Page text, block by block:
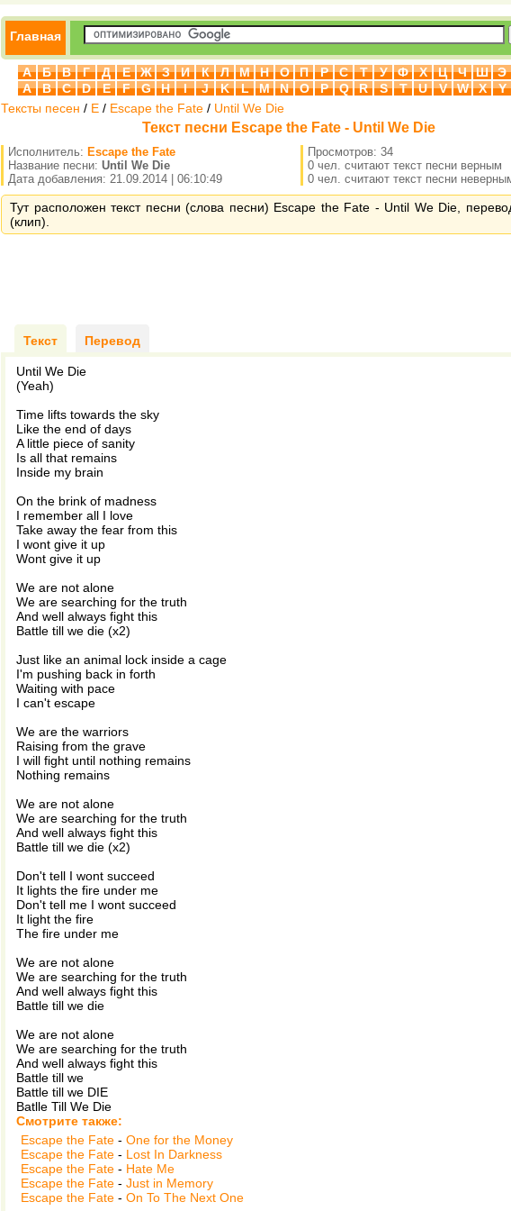
Главная
А Б В Г Д Е Ж З И К Л М Н О П Р С Т У Ф Х Ц Ч Ш Э
A
B C D E F G H I J K L M N O P Q R S T U V W X Y
Тексты песен / E / Escape the Fate / Until We Die
Текст песни Escape the Fate - Until We Die
Исполнитель: Escape the Fate
Название песни: Until We Die
Дата добавления: 21.09.2014 | 06:10:49
Просмотров: 34
0 чел. считают текст песни верным
0 чел. считают текст песни
Тут расположен текст песни (слова песни) Escape the Fate - Until We Die,
(клип).
Текст Перевод
Until We Die
(Yeah)
Time lifts towards the sky
Like the end of days
A little piece of sanity
Is all that remains
Inside my brain
On the brink of madness
I remember all I love
Take away the fear from this
I wont give it up
Wont give it up
We are not alone
We are searching for the truth
And well always fight this
Battle till we die (x2)
Just like an animal lock inside a cage
I'm pushing back in forth
Waiting with pace
I can't escape
We are the warriors
Raising from the grave
I will fight until nothing remains
Nothing remains
We are not alone
We are searching for the truth
And well always fight this
Battle till we die (x2)
Don't tell I wont succeed
It lights the fire under me
Don't tell me I wont succeed
It light the fire
The fire under me
We are not alone
We are searching for the truth
And well always fight this
Battle till we die
We are not alone
We are searching for the truth
And well always fight this
Battle till we
Battle till we DIE
Batlle Till We Die
Смотрите также:
Escape the Fate - One for the Money
Escape the Fate - Lost In Darkness
Escape the Fate - Hate Me
Escape the Fate - Just in Memory
Escape the Fate - On To The Next One